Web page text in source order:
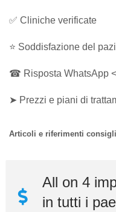
✅ Cliniche verificate
⭐ Soddisfazione del
☎ Risposta WhatsApp
➤ Prezzi e piani di
Articoli e riferimenti
All on 4
in tutti i